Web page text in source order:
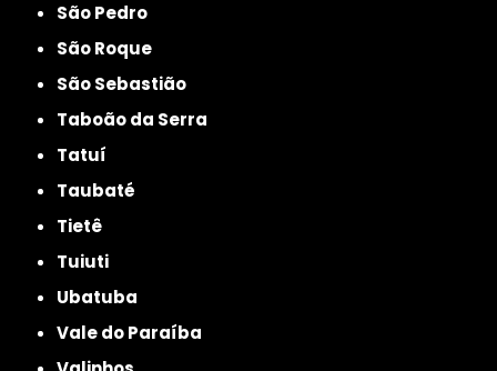
São Pedro
São Roque
São Sebastião
Taboão da Serra
Tatuí
Taubaté
Tietê
Tuiuti
Ubatuba
Vale do Paraíba